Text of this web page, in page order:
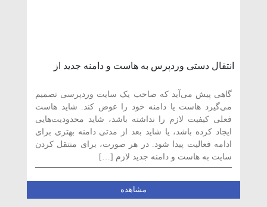
انتقال دستی وردپرس به هاست و دامنه جدید از
طریق cPanel
گاهی پیش می‌آید که صاحب یک سایت وردپرسی تصمیم
می‌گیرد هاست یا دامنه خود را عوض کند. شاید هاست
فعلی کیفیت لازم را نداشته باشد، شاید محدودیت‌هایی
ایجاد کرده باشد، یا شاید بعد از مدتی دامنه بهتری برای
ادامه فعالیت پیدا شود. در هر صورت، برای منتقل کردن
سایت به هاست و دامنه جدید لازم […]
مشاهده